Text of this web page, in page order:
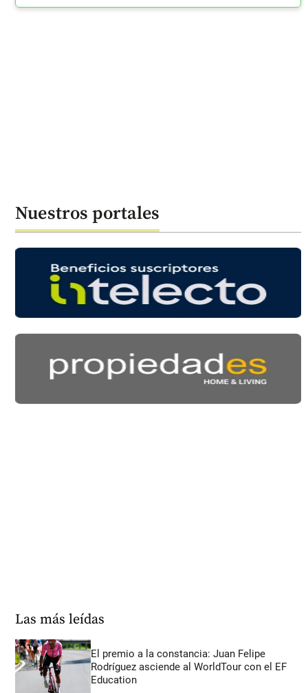
Nuestros portales
Las más leídas
El premio a la constancia: Juan Felipe
Rodríguez asciende al WorldTour con el EF
Education